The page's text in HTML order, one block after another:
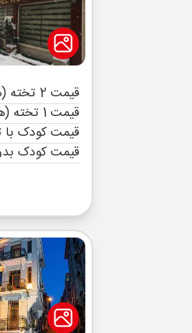
قیمت 2 تخته (هرنفر)
قیمت 1 تخته (هرنفر)
قیمت کودک
قیمت کودک